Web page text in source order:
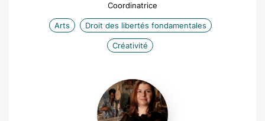
Coordinatrice
Arts Droit des libertés fondamentales
Créativité
Salma
Fourati